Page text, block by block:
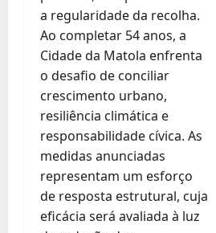
a regularidade da recolha.
Ao completar 54 anos, a
Cidade da Matola enfrenta
o desafio de conciliar
crescimento urbano,
resiliência climática e
responsabilidade cívica. As
medidas anunciadas
representam um esforço
de resposta estrutural, cuja
eficácia será avaliada à luz